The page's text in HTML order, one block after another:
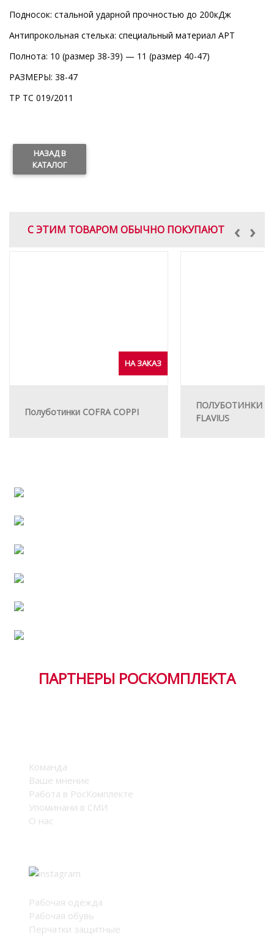
Подносок: стальной ударной прочностью до 200кДж
Антипрокольная стелька: специальный материал АPT
Полнота: 10 (размер 38-39) — 11 (размер 40-47)
РАЗМЕРЫ: 38-47
ТР ТС 019/2011
НАЗАД В
КАТАЛОГ
С ЭТИМ ТОВАРОМ ОБЫЧНО ПОКУПАЮТ ›
‹
НА ЗАКАЗ
Полуботинки COFRA COPPI
ПОЛУБОТИНКИ
FLAVIUS
ПАРТНЕРЫ РОСКОМПЛЕКТА
Команда
Ваше мнение
Работа в РосКомплекте
Упоминани в СМИ
О нас
Каталог
Рабочая одежда
Рабочая обувь
Перчатки защитные